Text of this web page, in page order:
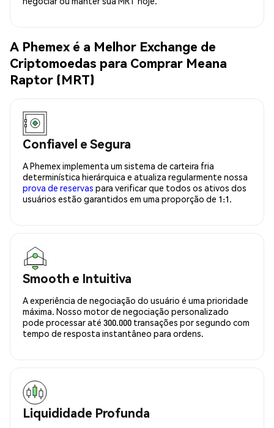
A Phemex é a Melhor Exchange de
Criptomoedas para Comprar Meana
Raptor (MRT)
Confiavel e Segura
A Phemex implementa um sistema de carteira fria
determinística hierárquica e atualiza regularmente nossa
prova de reservas para verificar que todos os ativos dos
usuários estão garantidos em uma proporção de 1:1.
Smooth e Intuitiva
A experiência de negociação do usuário é uma prioridade
máxima. Nosso motor de negociação personalizado
pode processar até 300.000 transações por segundo com
tempo de resposta instantâneo para ordens.
Liquididade Profunda